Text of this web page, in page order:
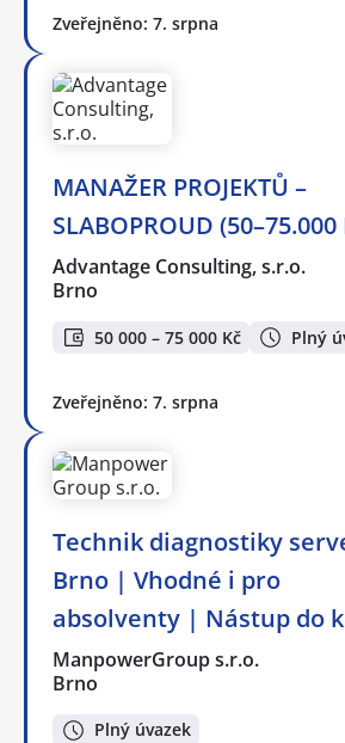
Zveřejněno: 7. srpna
MANAŽER PROJEKTŮ –
SLABOPROUD (50–75.000
Advantage Consulting, s.r.o.
Brno
50 000 – 75 000 Kč Plný
Zveřejněno: 7. srpna
Technik diagnostiky
Brno | Vhodné i pro
absolventy | Nástup do
ManpowerGroup s.r.o.
Brno
Plný úvazek